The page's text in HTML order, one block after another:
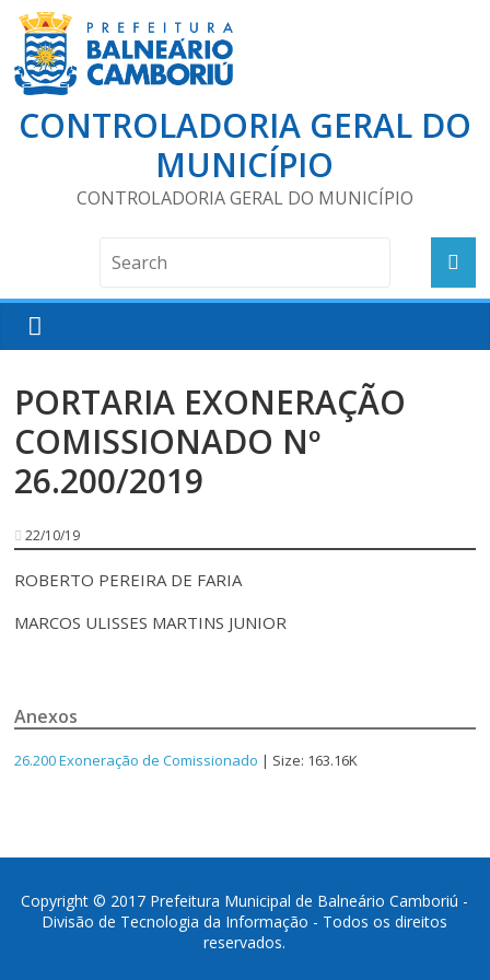
CONTROLADORIA GERAL DO
MUNICÍPIO
CONTROLADORIA GERAL DO MUNICÍPIO
PORTARIA EXONERAÇÃO
COMISSIONADO Nº
26.200/2019
22/10/19
ROBERTO PEREIRA DE FARIA
MARCOS ULISSES MARTINS JUNIOR
Anexos
26.200 Exoneração de Comissionado | Size: 163.16K
Copyright © 2017 Prefeitura Municipal de Balneário Camboriú -
Divisão de Tecnologia da Informação - Todos os direitos
reservados.